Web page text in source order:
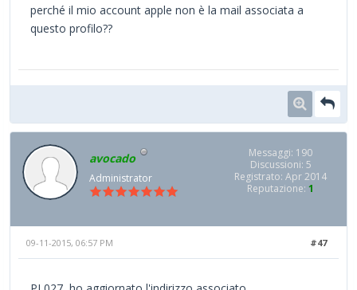
perché il mio account apple non è la mail associata a
questo profilo??
avocado
Administrator
Messaggi: 190
Discussioni: 5
Registrato: Apr 2014
Reputazione: 1
#47
09-11-2015, 06:57 PM